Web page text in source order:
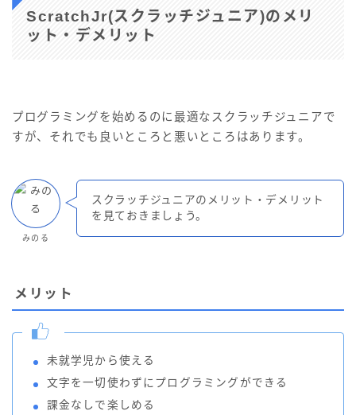
ScratchJr(スクラッチジュニア)のメリ
ット・デメリット
プログラミングを始めるのに最適なスクラッチジュニアで
すが、それでも良いところと悪いところはあります。
みのる
スクラッチジュニアのメリット・デメリット
を見ておきましょう。
メリット
未就学児から使える
文字を一切使わずにプログラミングができる
課金なしで楽しめる